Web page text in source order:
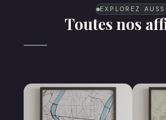
EXPLOREZ
Toutes nos